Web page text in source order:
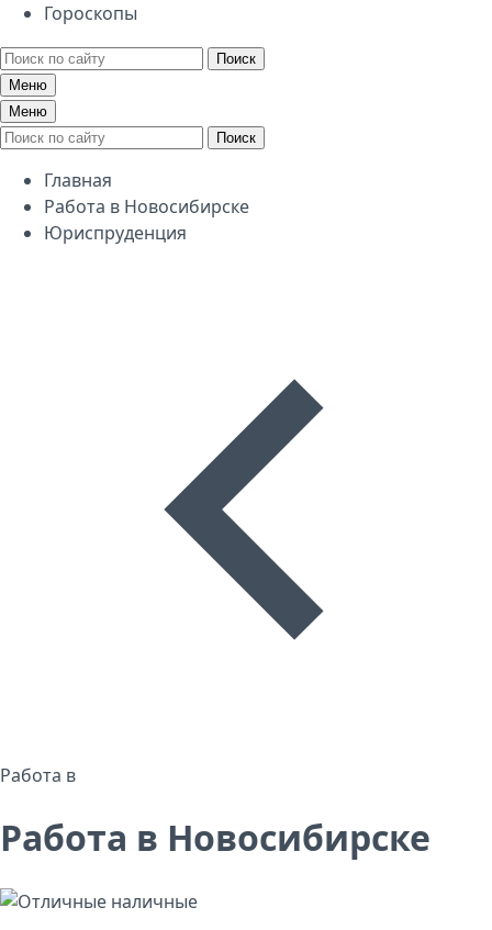
Гороскопы
Поиск
Меню
Меню
Поиск
Главная
Работа в Новосибирске
Юриспруденция
Работа в
Работа в Новосибирске